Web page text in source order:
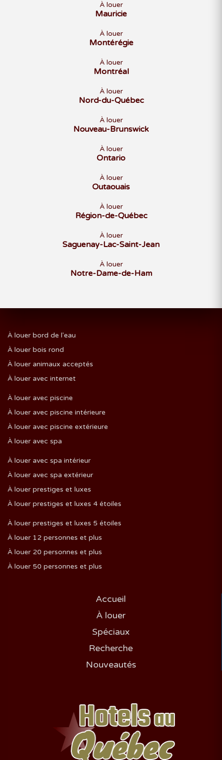
À louer
Mauricie
À louer
Montérégie
À louer
Montréal
À louer
Nord-du-Québec
À louer
Nouveau-Brunswick
À louer
Ontario
À louer
Outaouais
À louer
Région-de-Québec
À louer
Saguenay-Lac-Saint-Jean
À louer
Notre-Dame-de-Ham
À louer bord de l'eau
À louer bois rond
À louer animaux acceptés
À louer avec internet
À louer avec piscine
À louer avec piscine intérieure
À louer avec piscine extérieure
À louer avec spa
À louer avec spa intérieur
À louer avec spa extérieur
À louer prestiges et luxes
À louer prestiges et luxes 4 étoiles
À louer prestiges et luxes 5 étoiles
À louer 12 personnes et plus
À louer 20 personnes et plus
À louer 50 personnes et plus
Accueil
À louer
Spéciaux
Recherche
Nouveautés